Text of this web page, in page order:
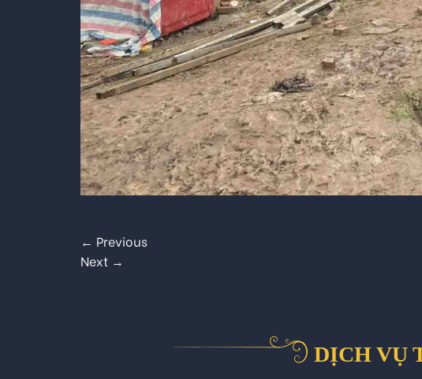
← Previous
Next →
DỊCH VỤ